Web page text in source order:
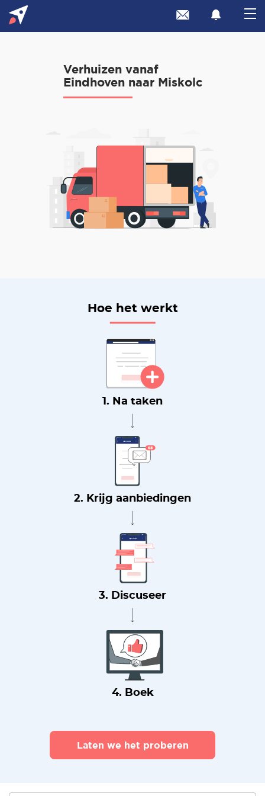
Verhuizen vanaf
Eindhoven naar Miskolc
Hoe het werkt
1. Na taken
2. Krijg aanbiedingen
3. Discuseer
4. Boek
Laten we het proberen